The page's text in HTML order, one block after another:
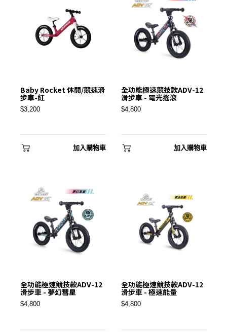
登 入
建立專屬帳號
Baby Rocket 休閒/競速滑
步車-紅
$3,200
加入購物車
全功能極速競技款ADV-12
滑步車 - 電光搖滾
$4,800
加入購物車
全功能極速競技款ADV-12
滑步車 - 夢幻彗星
$4,800
全功能極速競技款ADV-12
滑步車 - 極速能量
$4,800